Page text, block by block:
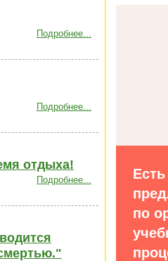
Подробнее...
Подробнее...
отдыха!
Подробнее...
Есть
по